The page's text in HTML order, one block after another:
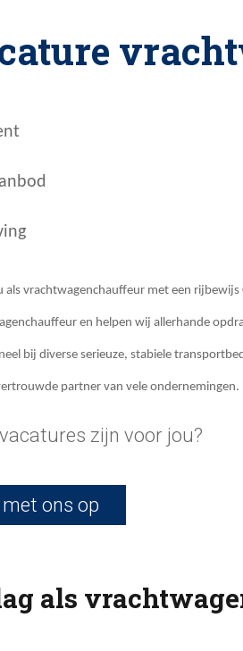
als vrachtwagenchauffeur met een
en helpen wij allerhande
bij diverse serieuze, stabiele
partner van vele ondernemingen.
zijn voor jou?
ons op
als